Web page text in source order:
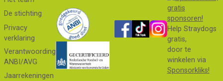
De stichting
Privacy
verklaring
Verantwoording
ANBI/AVG
Jaarrekeningen
Help Straydogs
gratis,
door te
winkelen via
Sponsorkliks!